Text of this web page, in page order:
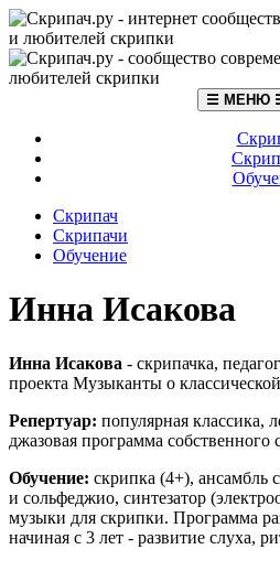
☰ МЕНЮ
Скрипач
Скрипачи
Обучение
Инна Исакова
Инна Исакова - скрипачка,
проекта Музыканты о
Репертуар: популярная классика,
джазовая программа собственного
Обучение: скрипка (4+), ансамбль
и сольфеджио, синтезатор
музыки для скрипки. Программа
начиная с 3 лет - развитие слуха,